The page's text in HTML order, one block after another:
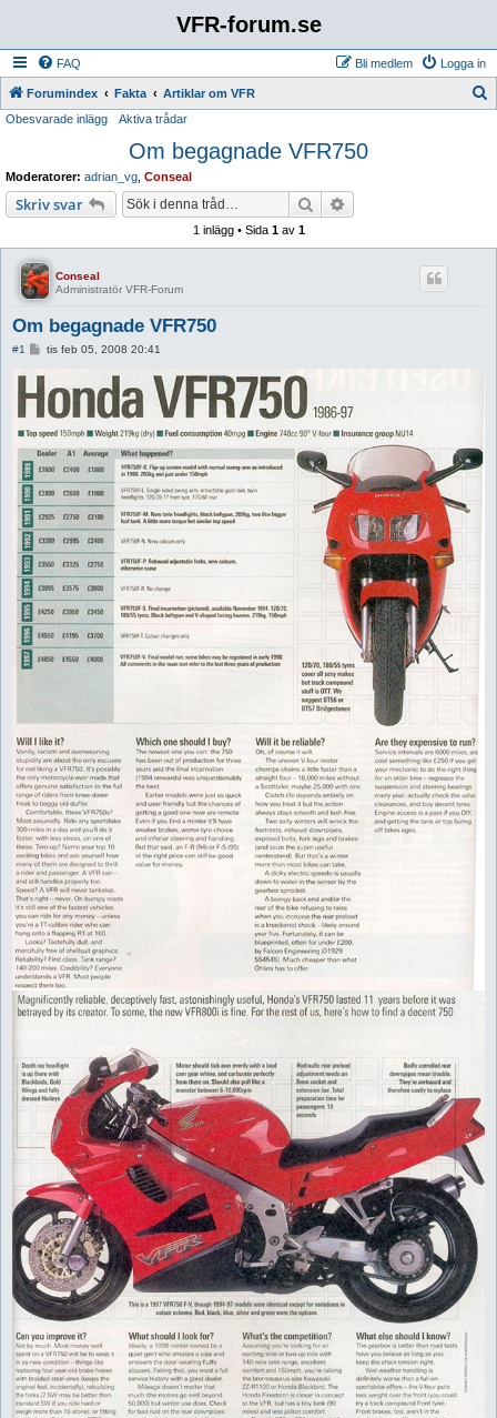
VFR-forum.se
FAQ Logga in
Bli medlem
Forumindex Fakta Artiklar om VFR
Obesvarade inlägg Aktiva trådar
Om begagnade VFR750
Moderatorer: adrian_vg Conseal
Skriv svar Sök
1 inlägg • Sida 1av 1
Conseal
Administratör VFR-Forum
Om begagnade VFR750
#1
l
g
g
tis feb 05, 2008 20:41